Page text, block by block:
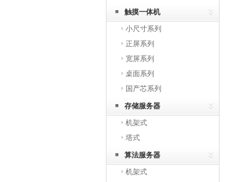
触摸一体机
小尺寸系列
正屏系列
宽屏系列
桌面系列
国产芯系列
存储服务器
机架式
塔式
算法服务器
机架式